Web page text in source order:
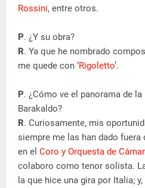
Rossini, entre otros.
P. ¿Y su obra?
R. Ya que he nombrado
me quede con ‘Rigoletto’.
P. ¿Cómo ve el panorama de
Barakaldo?
R. Curiosamente, mis
siempre me las han dado fuera
en el Coro y Orquesta de
colaboro como tenor solista.
la que hice una gira por Italia;